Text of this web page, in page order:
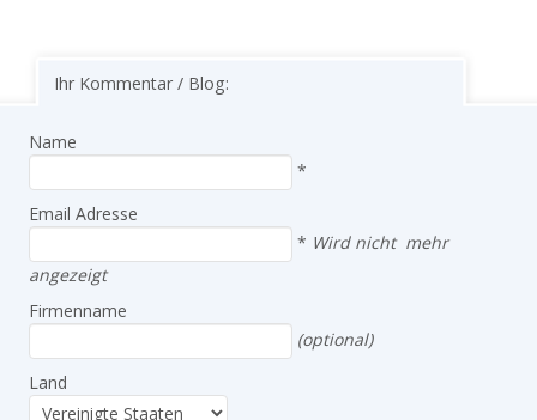
Ihr Kommentar / Blog:
Name
*
Email Adresse
* Wird nicht mehr
angezeigt
Firmenname
(optional)
Land